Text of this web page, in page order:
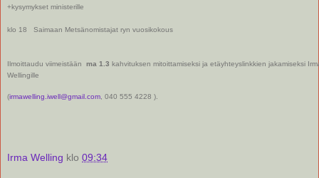
+kysymykset ministerille
klo 18 Saimaan Metsänomistajat ryn vuosikokous
Ilmoittaudu viimeistään ma 1.3 kahvituksen mitoittamiseksi ja etäyhteyslinkkien jakamiseksi
Wellingille
(irmawelling.iwell@gmail.com , 040 555 4228 ).
Irma Welling klo 09:34